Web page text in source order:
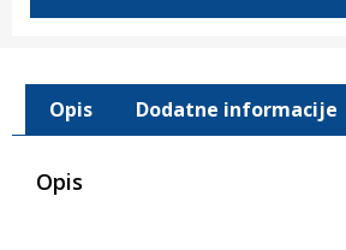
Opis Dodatne informacije
Opis